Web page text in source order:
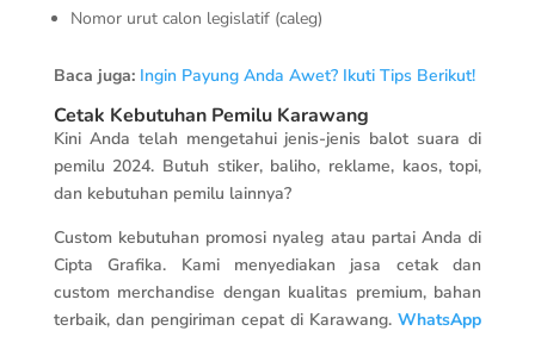
Nomor urut calon legislatif (caleg)
Baca juga: Ingin Payung Anda Awet? Ikuti Tips Berikut!
Cetak Kebutuhan Pemilu Karawang
Kini Anda telah mengetahui jenis-jenis balot suara di
pemilu 2024. Butuh stiker, baliho, reklame, kaos, topi,
dan kebutuhan pemilu lainnya?
Custom kebutuhan promosi nyaleg atau partai Anda di
Cipta Grafika. Kami menyediakan jasa cetak dan
custom merchandise dengan kualitas premium, bahan
terbaik, dan pengiriman cepat di Karawang.WhatsApp